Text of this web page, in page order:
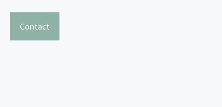
Contact